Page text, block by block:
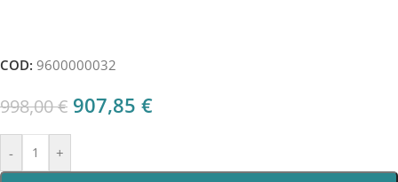
COD: 9600000032
998,00€ 907,85 €
- +